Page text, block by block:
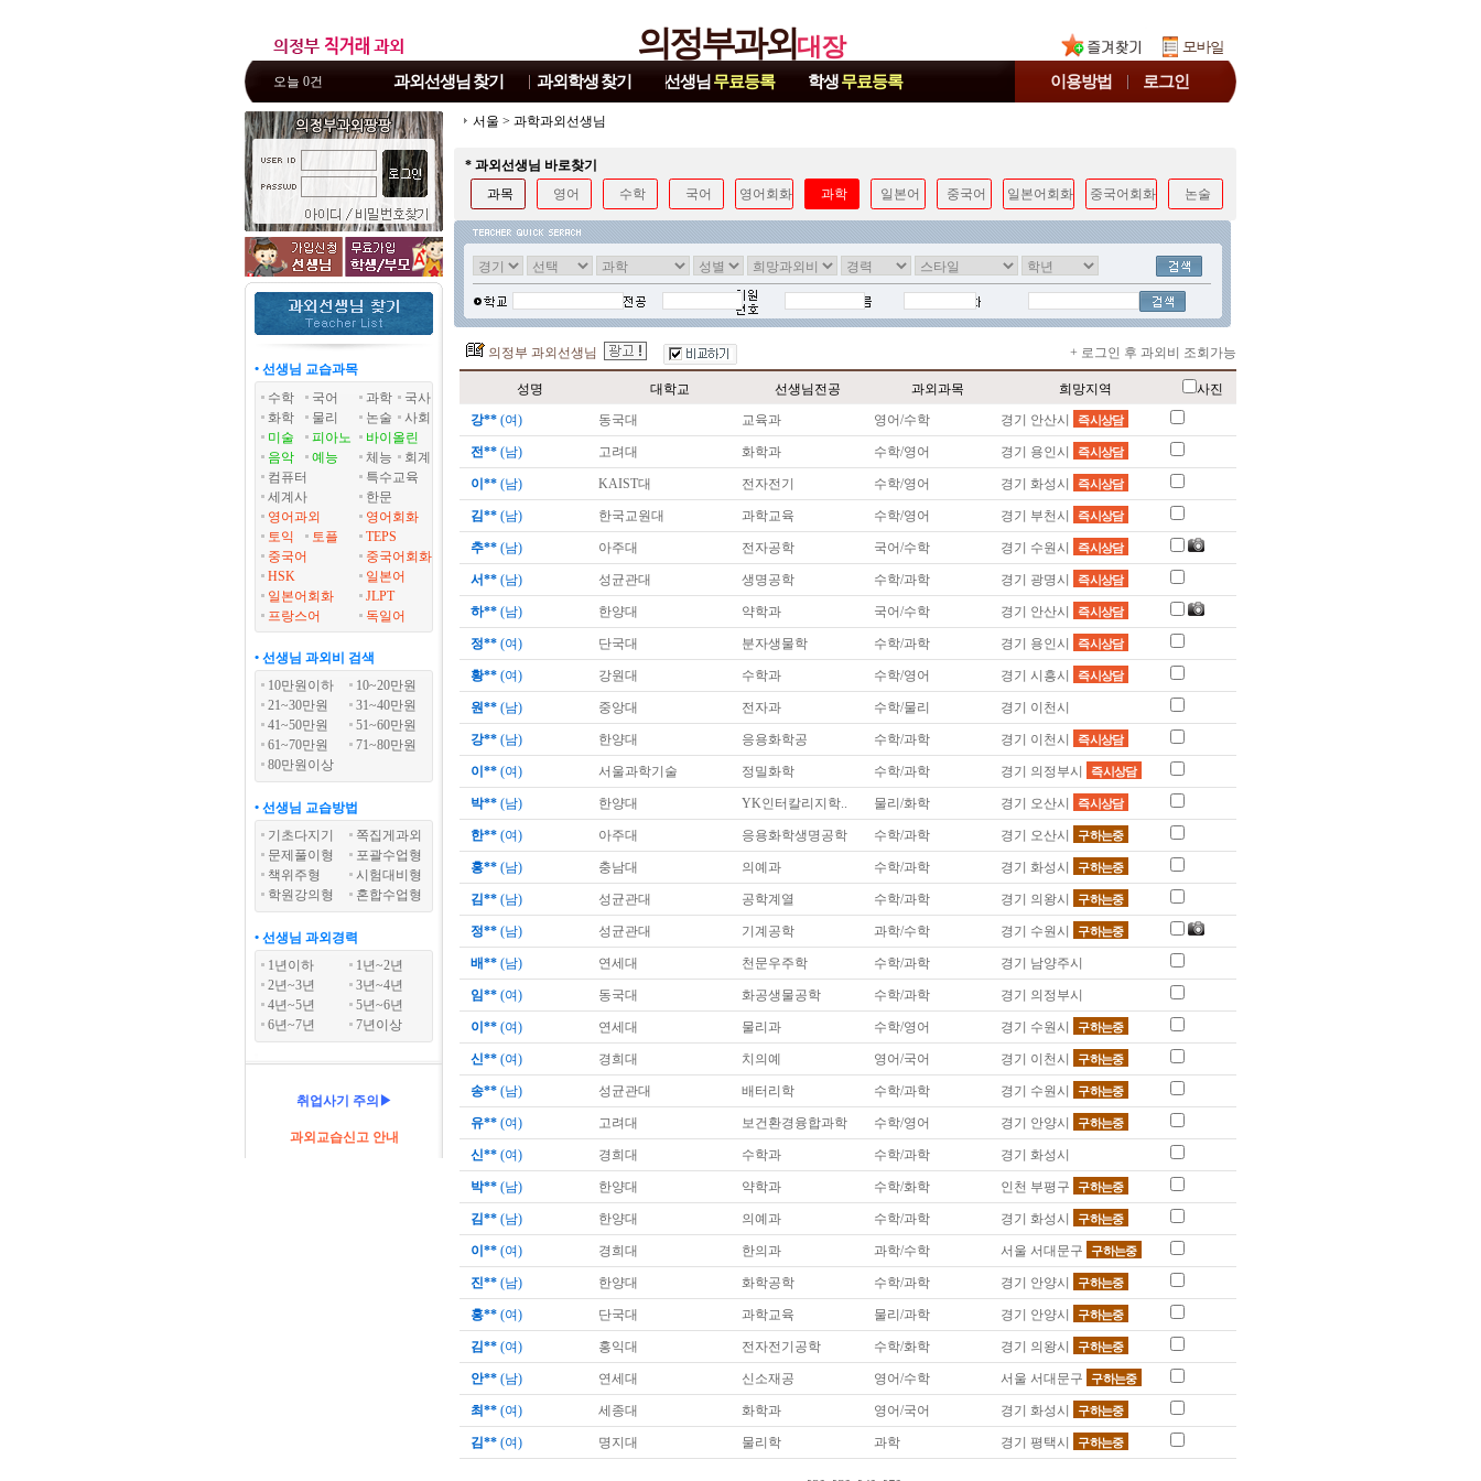
의정부과외대장
오늘 0건 과외선생님 찾기 과외학생찾기 선생님 무료등록 학생무료등록 이용방법 로그인
• 선생님 교습과목
수학
국어 과학
국사
화학
물리 논술
사회
미술
피아노
바이올린
음악
예능 체능
회계
컴퓨터
특수교육
세계사
한문
영어과외
영어회화
토익
토플
TEPS
중국어
중국어회화
HSK
일본어
일본어회화
JLPT
프랑스어
독일어
• 선생님 과외비 검색
10만원이하
10~20만원
21~30만원
31~40만원
41~50만원
51~60만원
61~70만원
71~80만원
80만원이상
• 선생님 교습방법
기초다지기
쪽집게과외
문제풀이형
포괄수업형
책위주형
시험대비형
학원강의형
혼합수업형
• 선생님 과외경력
1년이하
1년~2년
2년~3년
3년~4년
4년~5년
5년~6년
6년~7년
7년이상
취업사기 주의▶
과외교습신고 안내
서울 > 과학과외선생님
* 과외선생님 바로찾기
과목
영어 수학 국어 영어회화 과학 일본어 중국어 일본어회화 중국어회화 논술
의정부 과외선생님 + 로그인 후 과외비 조회가능
성명 대학교 선생님전공 과외과목 희망지역
사진
강** (여) 동국대 교육과 영어/수학 경기 안산시 즉시상담
전** (남) 고려대 화학과 수학/영어 경기 용인시 즉시상담
이** (남) KAIST대 전자전기 수학/영어 경기 화성시 즉시상담
김** (남) 한국교원대 과학교육 수학/영어 경기 부천시 즉시상담
추** (남) 아주대 전자공학 국어/수학 경기 수원시 즉시상담
서** (남) 성균관대 생명공학 수학/과학 경기 광명시 즉시상담
하** (남) 한양대 약학과 국어/수학 경기 안산시 즉시상담
정** (여) 단국대 분자생물학 수학/과학 경기 용인시 즉시상담
황** (여) 강원대 수학과 수학/영어 경기 시흥시 즉시상담
원** (남) 중앙대 전자과 수학/물리 경기 이천시
강** (남) 한양대 응용화학공 수학/과학 경기 이천시 즉시상담
이** (여) 서울과학기술 정밀화학 수학/과학 경기 의정부시 즉시상담
박** (남) 한양대 YK인터칼리지학.. 물리/화학 경기 오산시 즉시상담
한** (여) 아주대 응용화학생명공학 수학/과학 경기 오산시 구하는중
홍** (남) 충남대 의예과 수학/과학 경기 화성시 구하는중
김** (남) 성균관대 공학계열 수학/과학 경기 의왕시 구하는중
정** (남) 성균관대 기계공학 과학/수학 경기 수원시 구하는중
배** (남) 연세대 천문우주학 수학/과학 경기 남양주시
임** (여) 동국대 화공생물공학 수학/과학 경기 의정부시
이** (여) 연세대 물리과 수학/영어 경기 수원시 구하는중
신** (여) 경희대 치의예 영어/국어 경기 이천시 구하는중
송** (남) 성균관대 배터리학 수학/과학 경기 수원시 구하는중
유** (여) 고려대 보건환경융합과학 수학/영어 경기 안양시 구하는중
신** (여) 경희대 수학과 수학/과학 경기 화성시
박** (남) 한양대 약학과 수학/화학 인천 부평구 구하는중
김** (남) 한양대 의예과 수학/과학 경기 화성시 구하는중
이** (여) 경희대 한의과 과학/수학 서울 서대문구 구하는중
진** (남) 한양대 화학공학 수학/과학 경기 안양시 구하는중
홍** (여) 단국대 과학교육 물리/과학 경기 안양시 구하는중
김** (여) 홍익대 전자전기공학 수학/화학 경기 의왕시 구하는중
안** (남) 연세대 신소재공 영어/수학 서울 서대문구 구하는중
최** (여) 세종대 화학과 영어/국어 경기 화성시 구하는중
김** (여) 명지대 물리학 과학 경기 평택시 구하는중